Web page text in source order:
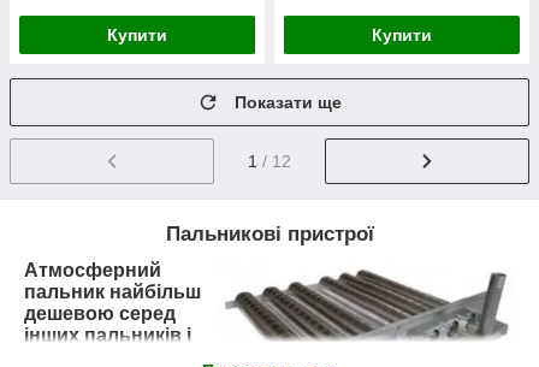
Купити Купити
Показати ще
1 / 12
Пальникові пристрої
Атмосферний
пальник найбільш
дешевою серед
інших пальників і